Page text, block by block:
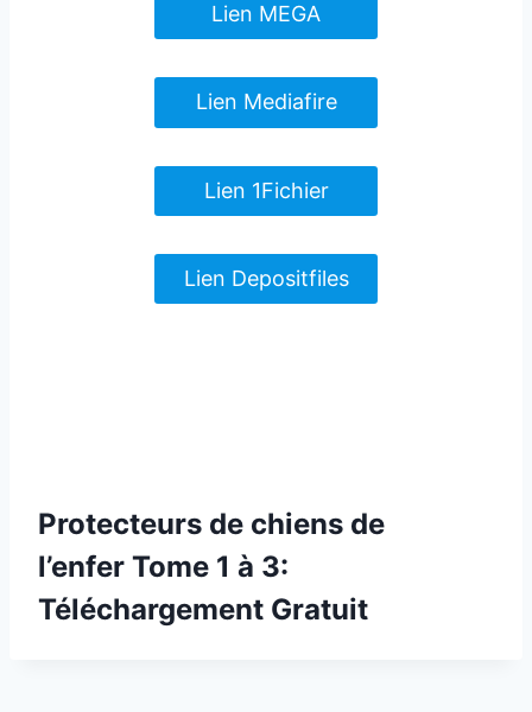
Lien MEGA
Lien Mediafire
Lien 1Fichier
Lien Depositfiles
Protecteurs de chiens de
l’enfer Tome 1 à 3:
Téléchargement Gratuit